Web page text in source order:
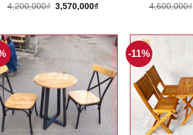
4,200,000₫ Giá
3,570,000₫Giá
3,570,000₫.
4,600,000₫
-11%